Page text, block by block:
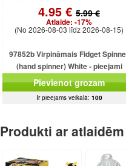
4.95 € 5.99 €
Atlaide: -17%
(No 2026-08-03 līdz 2026-08-15)
97852b Virpināmais Fidget
(hand spinner) White - pieejami
dažādās krāsās
Pievienot grozam
Ir pieejams veikalā: 100
Produkti ar atlaidēm